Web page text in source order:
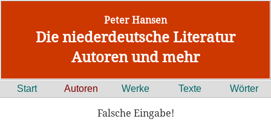
Peter Hansen
Die niederdeutsche Literatur
Autoren und mehr
Start Autoren Werke Texte Wörter
Falsche Eingabe!